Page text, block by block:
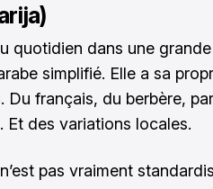
quotidien dans une
simplifié. Elle a sa
Du français, du berbère,
Et des variations locales.
pas vraiment